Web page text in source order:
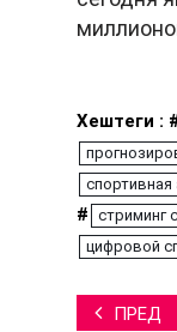
Хештеги :
спортивная
# стриминг
цифровой
ПРЕД